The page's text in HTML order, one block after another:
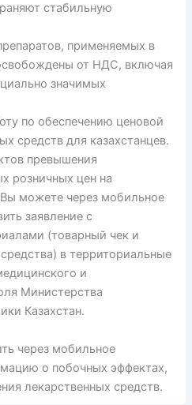
стабильную
применяемых в
от НДС, включая
значимых
по обеспечению ценовой
средств для казахстанцев.
превышения
розничных цен на
можете через мобильное
заявление с
(товарный чек и
в территориальные
и
Министерства
Казахстан.
через мобильное
о побочных эффектах,
лекарственных средств.